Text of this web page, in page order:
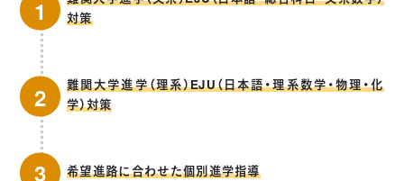
対策
難関大学進学（理系）EJU（日本語・理系数学・物理・化
学）対策
希望進路に合わせた個別進学指導